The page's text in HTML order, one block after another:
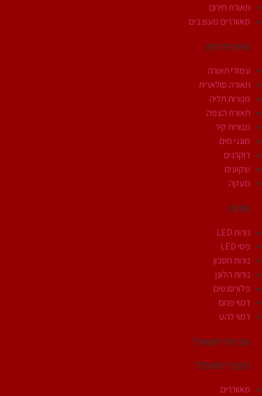
תאורת חירום
מאווררים מעוצבים
תאורת חוץ
עמודי תאורה
תאורה סולארית
מנורות תליה
תאורת הצפה
מנורות קיר
מוגני מים
דוקרנים
שקועים
מעקה
נורות
נורות LED
פסי LED
נורות חסכון
נורות הלוגן
פלורסנטים
דמוי פחם
דמוי להט
אביזרי חשמל
מוצרי חשמל
מאווררים